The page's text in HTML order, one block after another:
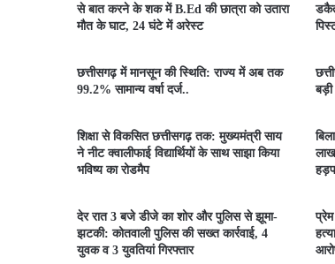
से बात करने के शक में B.Ed की छात्रा को उतारा
मौत के घाट, 24 घंटे में अरेस्ट
छत्तीसगढ़ में मानसून की स्थिति: राज्य में अब तक
99.2% सामान्य वर्षा दर्ज..
शिक्षा से विकसित छत्तीसगढ़ तक: मुख्यमंत्री साय
ने नीट क्वालीफाई विद्यार्थियों के साथ साझा किया
भविष्य का रोडमैप
देर रात 3 बजे डीजे का शोर और पुलिस से झूमा-
झटकी: कोतवाली पुलिस की सख्त कार्रवाई, 4
युवक व 3 युवतियां गिरफ्तार